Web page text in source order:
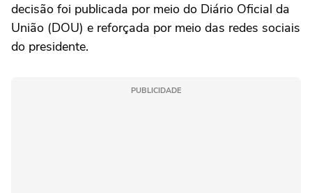
decisão foi publicada por meio do Diário Oficial da
União (DOU) e reforçada por meio das redes sociais
do presidente.
PUBLICIDADE